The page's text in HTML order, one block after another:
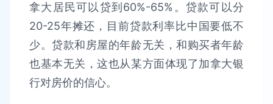
拿大居民可以贷到60%-65%。贷款可以分
20-25年摊还，目前贷款利率比中国要低不
少。贷款和房屋的年龄无关，和购买者年龄
也基本无关，这也从某方面体现了加拿大银
行对房价的信心。